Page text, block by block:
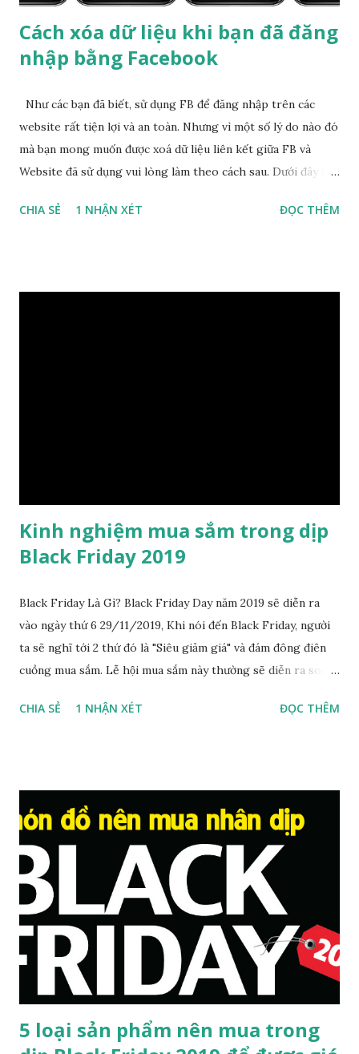
Cách xóa dữ liệu khi bạn đã đăng
nhập bằng Facebook
Như các bạn đã biết, sử dụng FB để đăng nhập trên các
website rất tiện lợi và an toàn. Nhưng vì một số lý do nào đó
mà bạn mong muốn được xoá dữ liệu liên kết giữa FB và
Website đã sử dụng vui lòng làm theo cách sau. Dưới đây là
đã đăng nhập bằng Facebook. Chúng tôi thực hiện hướng
CHIA SẺ 1 NHẬN XÉT ĐỌC THÊM
Kinh nghiệm mua sắm trong dịp
Black Friday 2019
Black Friday Là Gì? Black Friday Day năm 2019 sẽ diễn ra
vào ngày thứ 6 29/11/2019, Khi nói đến Black Friday, người
ta sẽ nghĩ tới 2 thứ đó là "Siêu giảm giá" và đám đông điên
cuồng mua sắm. Lễ hội mua sắm này thường sẽ diễn ra song
ngày Black Friday 1 đến 2 tuần. Black Friday là một dịp mua
mặt hàng như đồ điện tử, đồ gia dụng, nội thất và thời trang.
Đi cùng với Black Friday còn có những dịp sale lớn diễn ra
với thời gian gần nhau như là Thanksgiving Day, Cyber
Monday, Green Monday, Christmas. Nhưng, tại sao người ta
lại "phát cuồng" vì ngày Black Friday đến như vậy? Hãy cùng
RaovatCZ tìm hiểu nhé! Black Friday được khởi nguồn từ
năm 1869, diễn ra sau ngày lễ tạ ơn (Thanksgiving day) ngụ ý
nhắc đến ngày “thứ sáu đen tối” kh...
CHIA SẺ 1 NHẬN XÉT ĐỌC THÊM
5 loại sản phẩm nên mua trong